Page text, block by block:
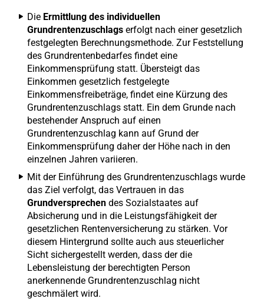
Die Ermittlung des individuellen
Grundrentenzuschlags erfolgt nach einer gesetzlich
festgelegten Berechnungsmethode. Zur Feststellung
des Grundrentenbedarfes findet eine
Einkommensprüfung statt. Übersteigt das
Einkommen gesetzlich festgelegte
Einkommensfreibeträge, findet eine Kürzung des
Grundrentenzuschlags statt. Ein dem Grunde nach
bestehender Anspruch auf einen
Grundrentenzuschlag kann auf Grund der
Einkommensprüfung daher der Höhe nach in den
einzelnen Jahren variieren.
Mit der Einführung des Grundrentenzuschlags wurde
das Ziel verfolgt, das Vertrauen in das
Grundversprechen des Sozialstaates auf
Absicherung und in die Leistungsfähigkeit der
gesetzlichen Rentenversicherung zu stärken. Vor
diesem Hintergrund sollte auch aus steuerlicher
Sicht sichergestellt werden, dass der die
Lebensleistung der berechtigten Person
anerkennende Grundrentenzuschlag nicht
geschmälert wird.